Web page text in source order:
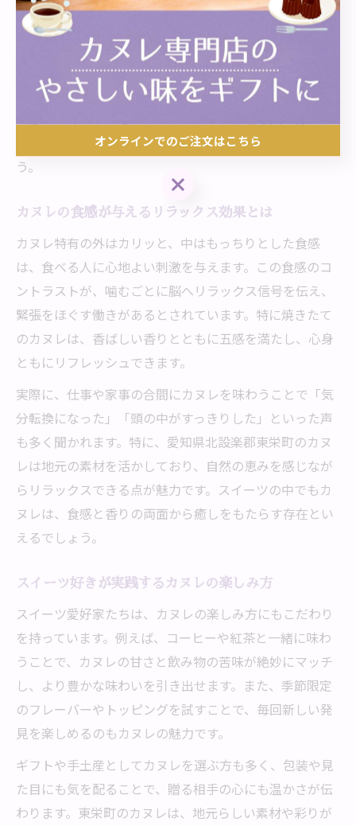
また、家族や友人と一緒にスイーツタイムを過ごすこと
で、会話や笑顔が生まれ、精神的なつながりも深まりま
す。カヌレを囲む時間は、単なる食事ではなく、心を通
わせる大切なひとときです。自分へのご褒美として一人
合うことで、さらに穏やかな気持ちを得られるでしょ
う。
カヌレの食感が与えるリラックス効果とは
カヌレ特有の外はカリッと、中はもっちりとした食感
は、食べる人に心地よい刺激を与えます。この食感のコ
ントラストが、噛むごとに脳へリラックス信号を伝え、
緊張をほぐす働きがあるとされています。特に焼きたて
のカヌレは、香ばしい香りとともに五感を満たし、心身
ともにリフレッシュできます。
実際に、仕事や家事の合間にカヌレを味わうことで「気
分転換になった」「頭の中がすっきりした」といった声
も多く聞かれます。特に、愛知県北設楽郡東栄町のカヌ
レは地元の素材を活かしており、自然の恵みを感じなが
らリラックスできる点が魅力です。スイーツの中でもカ
ヌレは、食感と香りの両面から癒しをもたらす存在とい
えるでしょう。
スイーツ好きが実践するカヌレの楽しみ方
スイーツ愛好家たちは、カヌレの楽しみ方にもこだわり
を持っています。例えば、コーヒーや紅茶と一緒に味わ
うことで、カヌレの甘さと飲み物の苦味が絶妙にマッチ
し、より豊かな味わいを引き出せます。また、季節限定
のフレーバーやトッピングを試すことで、毎回新しい発
見を楽しめるのもカヌレの魅力です。
ギフトや手土産としてカヌレを選ぶ方も多く、包装や見
た目にも気を配ることで、贈る相手の心にも温かさが伝
わります。東栄町のカヌレは、地元らしい素材や彩りが
オンラインでのご注文はこちら
オンラインでのご注文はこちら